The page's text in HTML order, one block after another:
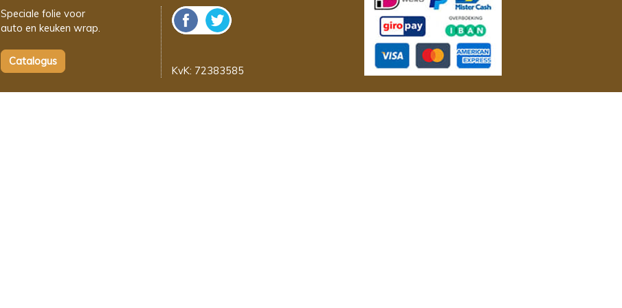
Speciale folie voor
auto en keuken wrap.
KvK: 72383585